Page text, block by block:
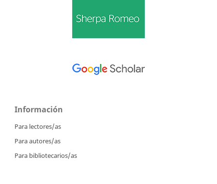
Información
Para lectores/as
Para autores/as
Para bibliotecarios/as